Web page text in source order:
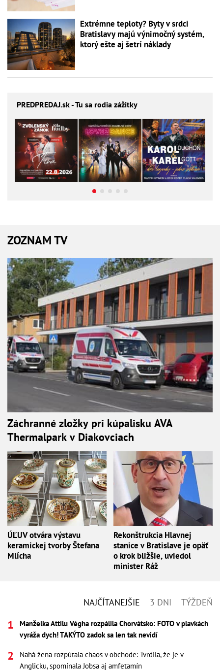
Extrémne teploty? Byty v srdci
Bratislavy majú výnimočný systém,
ktorý ešte aj šetrí náklady
PREDPREDAJ.sk - Tu sa rodia zážitky
ZOZNAM TV
Záchranné zložky pri kúpalisku AVA
Thermalpark v Diakovciach
ÚĽUV otvára výstavu
keramickej tvorby Štefana
Mlícha
Rekonštrukcia Hlavnej
stanice v Bratislave je opäť
o krok bližšie, uviedol
minister Ráž
NAJČÍTANEJŠIE 3 DNI TÝŽDEŇ
Manželka Attilu Végha rozpálila Chorvátsko: FOTO v plavkách
vyráža dych! TAKÝTO zadok sa len tak nevidí
Nahá žena rozpútala chaos v obchode: Tvrdila, že je v
Anglicku, spomínala Jobsa aj amfetamín